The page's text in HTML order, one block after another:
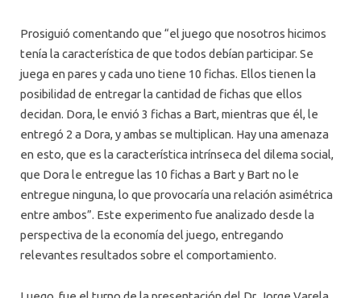
Prosiguió comentando que “el juego que nosotros hicimos
tenía la característica de que todos debían participar. Se
juega en pares y cada uno tiene 10 fichas. Ellos tienen la
posibilidad de entregar la cantidad de fichas que ellos
decidan. Dora, le envió 3 fichas a Bart, mientras que él, le
entregó 2 a Dora, y ambas se multiplican. Hay una amenaza
en esto, que es la característica intrínseca del dilema social,
que Dora le entregue las 10 fichas a Bart y Bart no le
entregue ninguna, lo que provocaría una relación asimétrica
entre ambos”. Este experimento fue analizado desde la
perspectiva de la economía del juego, entregando
relevantes resultados sobre el comportamiento.